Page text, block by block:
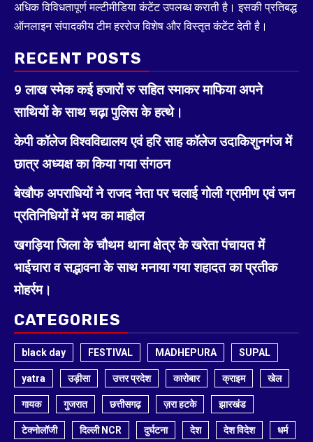
अधिक विविधतापूर्ण मल्टीमीडिया कंटेंट उपलब्ध कराती है। इसकी प्रतिबद्ध
ऑनलाइन संपादकीय टीम हररोज विशेष और विस्तृत कंटेंट देती है।
RECENT POSTS
9 लाख स्मेक कई हजारों रु सहित स्माकर माफिया अपने
साथियों के साथ चढ़ा पुलिस के हत्थे।
केपी कॉलेज विश्वविद्यालय एवं हरि साह कॉलेज उदाकिशुनगंज में
छात्र अध्यक्ष का किया गया संगठन
बेखौफ अपराधियों ने राजद नेता पर चलाई गोली ग्रामीण एवं जन
प्रतिनिधियों में भय का माहौल
खगड़िया जिला के चौथम थाना क्षेत्र के खरेता पंचायत में
भाईचारा व सद्भावना के साथ मनाया गया शहादत का प्रतीक
मोहर्रम।
CATEGORIES
black day FESTIVAL MADHEPURA SUPAL
yatra उड़ीसा उत्तर प्रदेश कारोबार क्राइम खेल
गायक गुजरात छत्तीसगढ़ ज़रा हटके झारखंड
टेक्नोलॉजी दिल्ली NCR दुर्घटना देश देश विदेश धर्म